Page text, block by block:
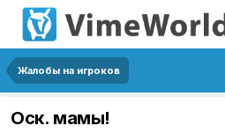
Жалобы на игроков
Оск. мамы!